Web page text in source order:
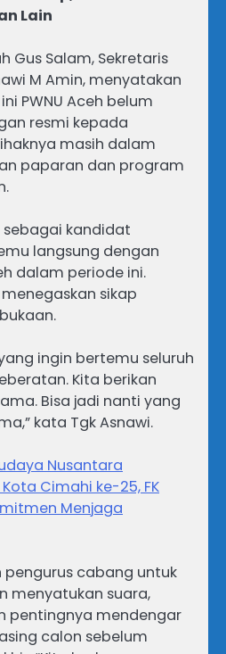
Lain
Gus Salam, Sekretaris
M Amin, menyatakan
PWNU Aceh belum
resmi kepada
masih dalam
paparan dan program
kandidat
langsung dengan
dalam periode ini.
menegaskan sikap
ingin bertemu seluruh
Kita berikan
Bisa jadi nanti yang
kata Tgk Asnawi.
Nusantara
Cimahi ke-25, FK
Menjaga
pengurus cabang untuk
menyatukan suara,
pentingnya mendengar
calon sebelum